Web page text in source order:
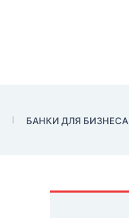
БАНКИ ДЛЯ БИЗНЕСА